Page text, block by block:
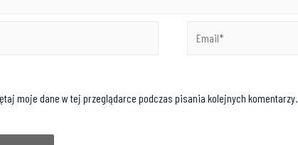
moje dane w tej przeglądarce podczas pisania kolejnych komentarzy.